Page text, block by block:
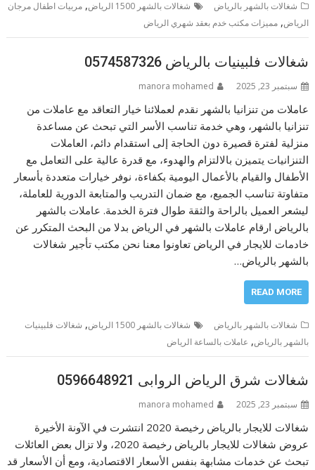
شغالات بالشهر بالرياض شغالات بالشهر 1500 الرياض ,مربيات اطفال مرجان
الرياض,مميزات مكتب خدم بعقد شهري الرياض
شغالات فلبينيات بالرياض 0574587326
سبتمبر 23, 2025 manora mohamed
عاملات من تنزانيا بالشهر نقدم لعملائنا خيار التعاقد مع عاملات من
تنزانيا بالشهر، وهي خدمة تناسب الأسر التي تبحث عن مساعدة
منزلية لفترة قصيرة دون الحاجة إلى استقدام دائم، العاملات
التنزانيات يتميزن بالالتزام والهدوء، مع قدرة عالية على التعامل مع
الأطفال والقيام بالأعمال اليومية بكفاءة، نوفر خيارات متعددة بأسعار
متفاوتة تناسب الجميع، مع ضمان التدريب والمتابعة الدورية للعاملة،
ليشعر العميل بالراحة والثقة طوال فترة الخدمة. عاملات بالشهر
بالرياض ارقام عاملات بالشهر في الرياض بدلا من البحث المتكرر عن
خادمات للايجار في الرياض تعاونوا معنا نحن مكتب تأجير شغالات
بالشهر بالرياض…
READ MORE
شغالات بالشهر بالرياض شغالات بالشهر 1500 الرياض , شغالات فلبينيات
بالشهر بالرياض, عاملات بالساعة الرياض
شغالات شرق الرياض الروابى 0596648921
سبتمبر 23, 2025 manora mohamed
شغالات للايجار بالرياض رخيصة 2020 انتشرت في الآونة الأخيرة
عروض شغالات للايجار بالرياض رخيصة 2020، ولا تزال بعض العائلات
تبحث عن خدمات مشابهة بنفس الأسعار الاقتصادية، ومع أن الأسعار قد